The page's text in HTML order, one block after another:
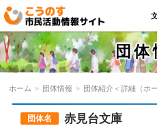
こうのす市
民活動情報サ
イト
団体
ホーム » 団体情報 » 団体紹介＜詳細（ホ
団体名 赤見台文庫